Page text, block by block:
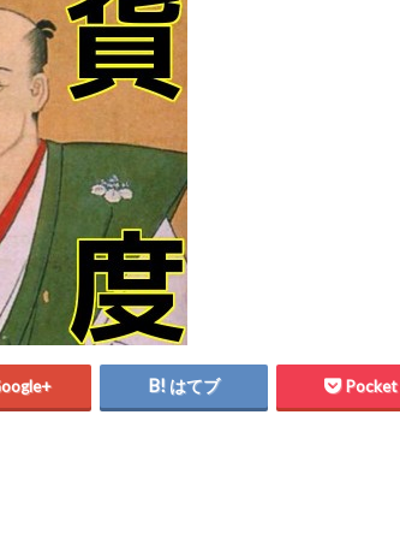
はてブ Pocket